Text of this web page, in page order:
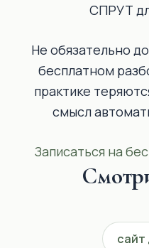
СПРУТ
Не обязательно
бесплатном
практике
смысл
Записаться на
сайт